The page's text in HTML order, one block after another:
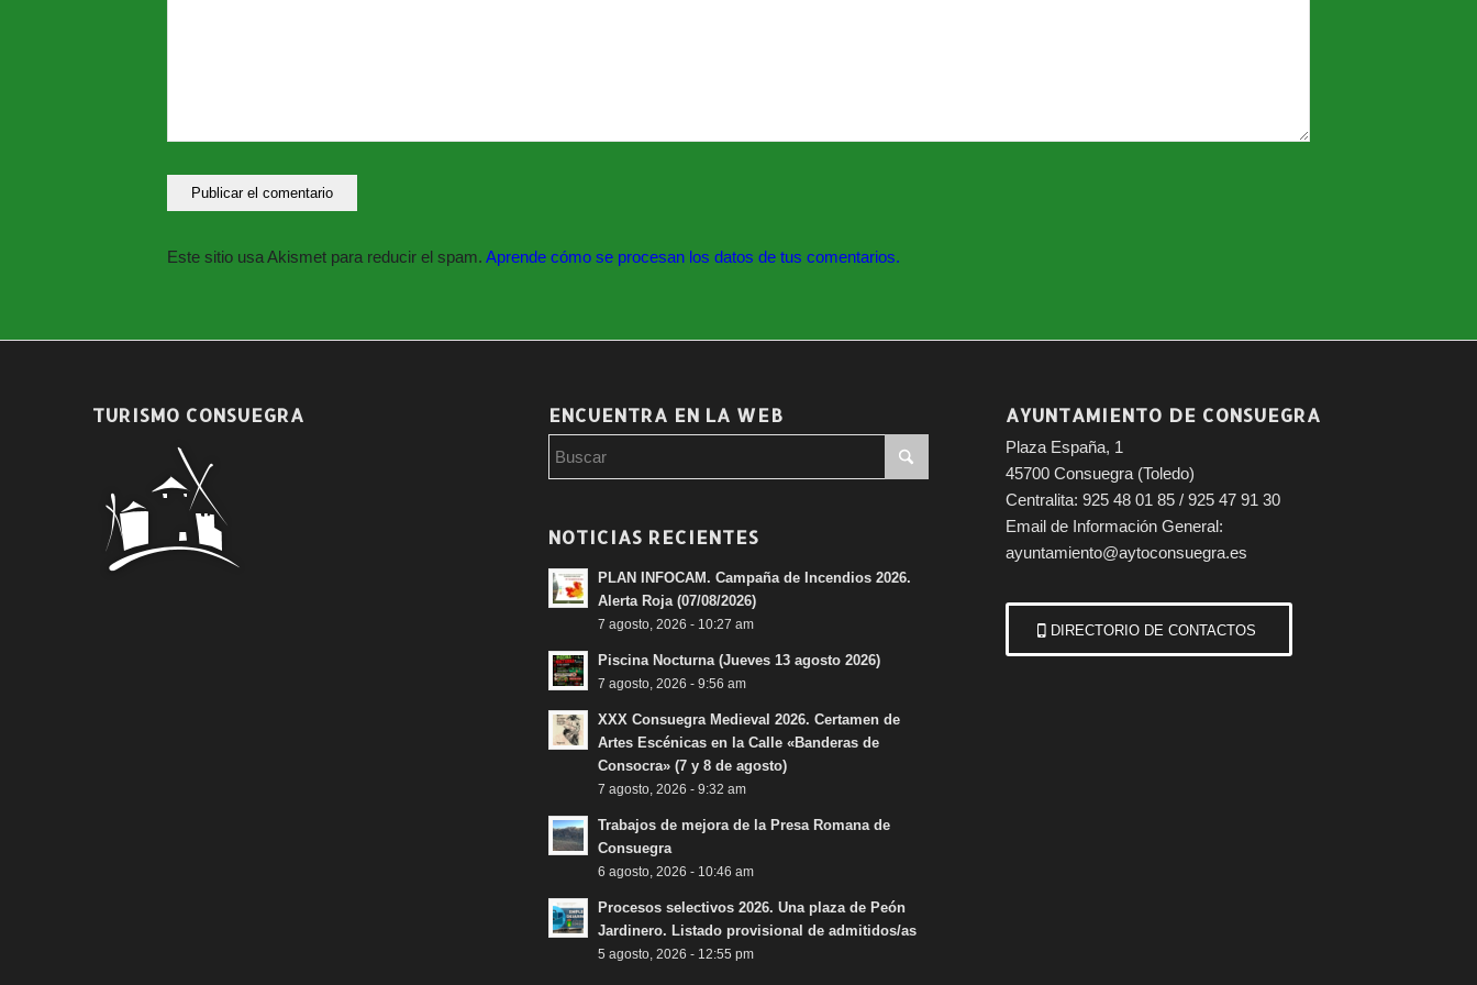
Este sitio usa Akismet para reducir el spam. Aprende cómo se procesan los datos de tus comentarios.
TURISMO CONSUEGRA ENCUENTRA EN LA WEB
NOTICIAS RECIENTES
PLAN INFOCAM. Campaña de Incendios 2026.
Alerta Roja (07/08/2026)
7 agosto, 2026 - 10:27 am
Piscina Nocturna (Jueves 13 agosto 2026)
7 agosto, 2026 - 9:56 am
XXX Consuegra Medieval 2026. Certamen de
Artes Escénicas en la Calle «Banderas de
Consocra» (7 y 8 de agosto)
7 agosto, 2026 - 9:32 am
Trabajos de mejora de la Presa Romana de
Consuegra
6 agosto, 2026 - 10:46 am
Procesos selectivos 2026. Una plaza de Peón
Jardinero. Listado provisional de admitidos/as
5 agosto, 2026 - 12:55 pm
AYUNTAMIENTO DE CONSUEGRA
Plaza España, 1
45700 Consuegra (Toledo)
Centralita: 925 48 01 85 / 925 47 91 30
Email de Información General:
ayuntamiento@aytoconsuegra.es
DIRECTORIO DE CONTACTOS